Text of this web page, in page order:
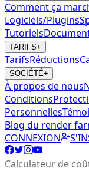
Comment ça
Logiciels/Plugins
Tutoriels
TARIFS+
TarifsRéductions
SOCIÉTÉ+
À propos de nous
Conditions
Personnelles
Blog du render
CONNEXION
Calculateur de